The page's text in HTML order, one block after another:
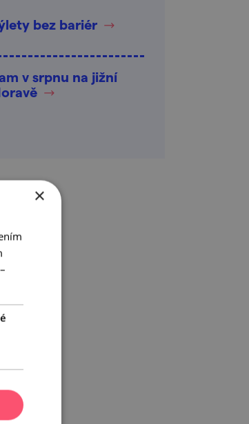
bez bariér
v srpnu na jižní
×